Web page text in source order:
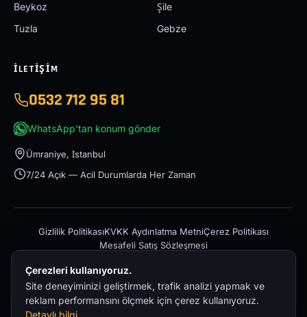
Beykoz
Şile
Tuzla
Gebze
İLETIŞIM
0532 712 95 81
WhatsApp'tan konum gönder
Ümraniye, İstanbul
7/24 Açık — Acil Durumlarda Her Zaman
Gizlilik PolitikasıKVKK Aydınlatma MetniÇerez Politikası
Mesafeli Satış Sözleşmesi
Çerezleri kullanıyoruz.
Site deneyiminizi geliştirmek, trafik analizi yapmak ve
reklam performansını ölçmek için çerez kullanıyoruz.
Detaylı bilgi